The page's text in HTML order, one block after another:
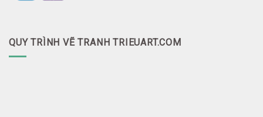
QUY TRÌNH VẼ TRANH TRIEUART.COM